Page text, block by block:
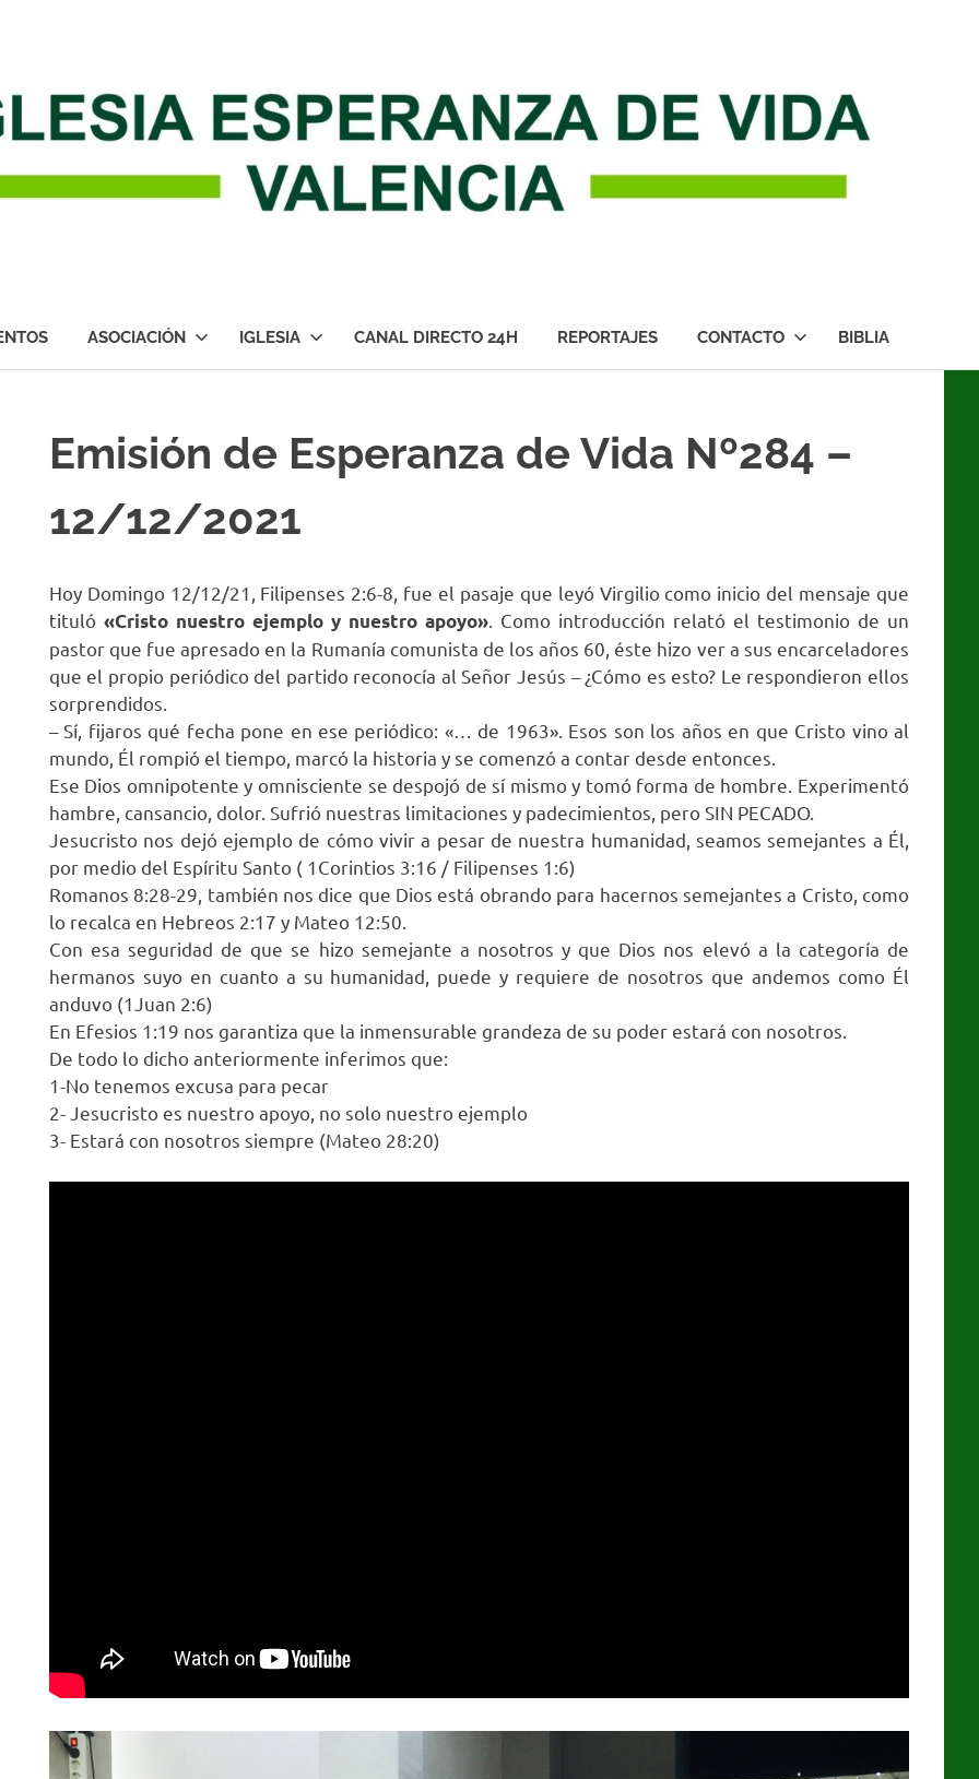
ASOCIACIÓN IGLESIA CANAL DIRECTO 24H REPORTAJES CONTACTO BIBLIA
Emisión de Esperanza de Vida Nº284 –
12/12/2021
Hoy Domingo 12/12/21, Filipenses 2:6-8, fue el pasaje que leyó Virgilio como inicio del mensaje que
tituló «Cristo nuestro ejemplo y nuestro apoyo». Como introducción relató el testimonio de un
pastor que fue apresado en la Rumanía comunista de los años 60, éste hizo ver a sus encarceladores
que el propio periódico del partido reconocía al Señor Jesús – ¿Cómo es esto? Le respondieron ellos
sorprendidos.
– Sí, fijaros qué fecha pone en ese periódico: «… de 1963». Esos son los años en que Cristo vino al
mundo, Él rompió el tiempo, marcó la historia y se comenzó a contar desde entonces.
Ese Dios omnipotente y omnisciente se despojó de sí mismo y tomó forma de hombre. Experimentó
hambre, cansancio, dolor. Sufrió nuestras limitaciones y padecimientos, pero SIN PECADO.
Jesucristo nos dejó ejemplo de cómo vivir a pesar de nuestra humanidad, seamos semejantes a Él,
por medio del Espíritu Santo ( 1Corintios 3:16 / Filipenses 1:6)
Romanos 8:28-29, también nos dice que Dios está obrando para hacernos semejantes a Cristo, como
lo recalca en Hebreos 2:17 y Mateo 12:50.
Con esa seguridad de que se hizo semejante a nosotros y que Dios nos elevó a la categoría de
hermanos suyo en cuanto a su humanidad, puede y requiere de nosotros que andemos como Él
anduvo (1Juan 2:6)
En Efesios 1:19 nos garantiza que la inmensurable grandeza de su poder estará con nosotros.
De todo lo dicho anteriormente inferimos que:
1-No tenemos excusa para pecar
2- Jesucristo es nuestro apoyo, no solo nuestro ejemplo
3- Estará con nosotros siempre (Mateo 28:20)